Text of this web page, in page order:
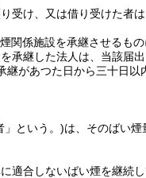
受け、又は借り受けた者
関係施設を承継させるも
承継した法人は、当該届出
があつた日から三十日以
」という。)は、そのばい煙
適合しないばい煙を継続